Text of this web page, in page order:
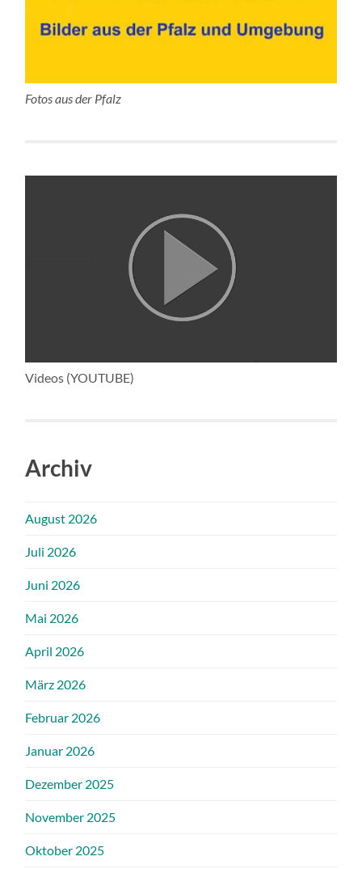
Fotos aus der Pfalz
Videos (YOUTUBE)
Archiv
August 2026
Juli 2026
Juni 2026
Mai 2026
April 2026
März 2026
Februar 2026
Januar 2026
Dezember 2025
November 2025
Oktober 2025